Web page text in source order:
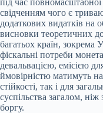
свідченням чого є
додаткових видатків на
висновки теоретичних
багатьох країн, зокрема
фіскальні потреби
девальвацією, емісією
ймовірністю матимуть
стійкості, так і для
суспільства загалом,
боргу.